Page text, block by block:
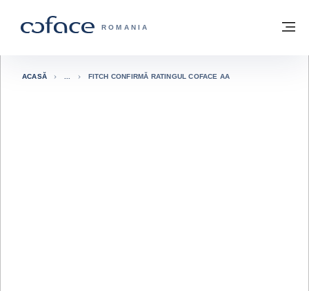
COFACE FOR TRADE - WEBSITE GRUP
ROMANIA
Înapoi la pagina de start
ACASĂ FITCH CONFIRMĂ RATINGUL COFACE AA